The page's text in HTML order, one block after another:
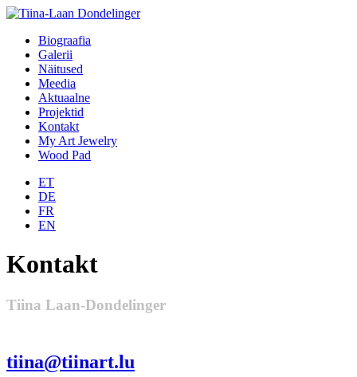
Biograafia
Galerii
Näitused
Meedia
Aktuaalne
Projektid
Kontakt
My Art Jewelry
Wood Pad
ET
DE
FR
EN
Kontakt
Tiina Laan-Dondelinger
tiina@tiinart.lu